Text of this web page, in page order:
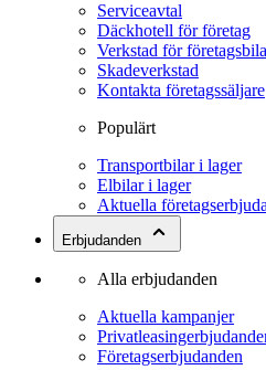
Serviceavtal
Däckhotell för företag
Verkstad för
Skadeverkstad
Kontakta företagssäljare
Populärt
Transportbilar i lager
Elbilar i lager
Aktuella
Erbjudanden
Alla erbjudanden
Aktuella kampanjer
Företagserbjudanden